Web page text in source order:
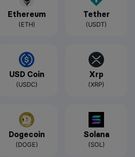
Ethereum
(ETH)
Tether
(USDT)
USD Coin
(USDC)
Xrp
(XRP)
Dogecoin
(DOGE)
Solana
(SOL)